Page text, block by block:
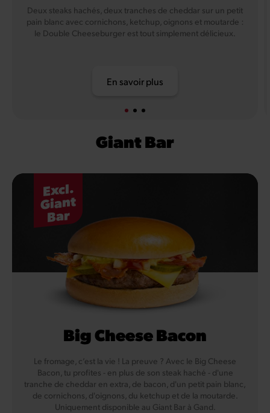
Deux steaks hachés, deux tranches de cheddar sur un petit
pain blanc avec cornichons, ketchup, oignons et moutarde :
le Double Cheeseburger est tout simplement délicieux.
En savoir plus
Giant Bar
Excl.
Giant
Bar
Big Cheese Bacon
Le fromage, c’est la vie ! La preuve ? Avec le Big Cheese
Bacon, tu profites - en plus de son steak haché - d'une
tranche de cheddar en extra, de bacon, d'un petit pain blanc,
de cornichons, d'oignons, du ketchup et de la moutarde.
Uniquement disponible au Giant Bar à Gand.